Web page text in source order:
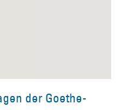
der Goethe-